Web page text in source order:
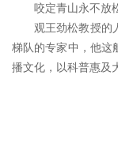
咬定青山永不放
观王劲松教授的
梯队的专家中，他这
播文化，以科普惠及